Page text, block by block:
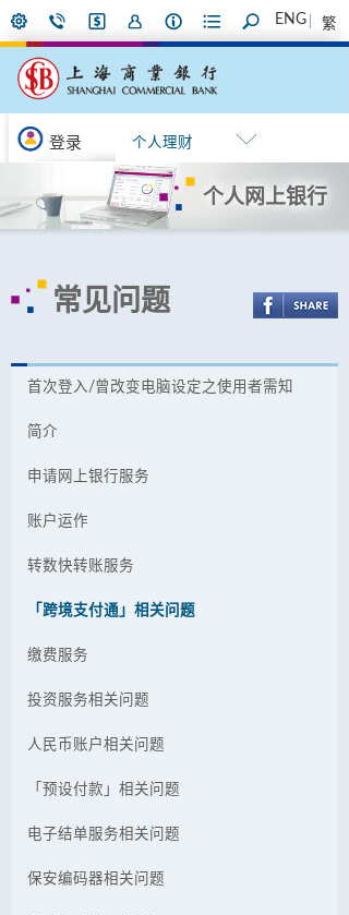
ENG 繁
登录 个人理财
个人网上银行
常见问题
首次登入/曾改变电脑设定之使用者需知
简介
申请网上银行服务
账户运作
转数快转账服务
「跨境支付通」相关问题
缴费服务
投资服务相关问题
人民币账户相关问题
「预设付款」相关问题
电子结单服务相关问题
保安编码器相关问题